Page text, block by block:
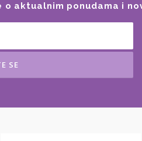
aktualnim ponudama i